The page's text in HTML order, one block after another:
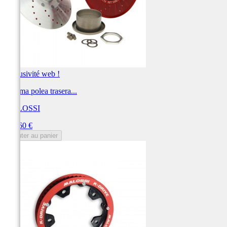
Exclusivité web !
Sistema polea trasera...
MALOSSI
397,60 €
Ajouter au panier